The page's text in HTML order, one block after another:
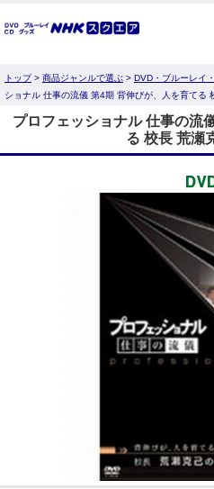
トップ> 商品ジャンルで選ぶ > DVD・ブルーレイ
ショナル 仕事の流儀 第4期 背伸びが、人を育てる
プロフェッショナル 仕事の流
る 校長 荒瀬